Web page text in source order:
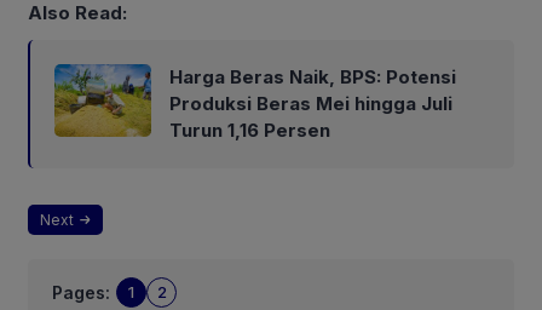
Also Read:
Harga Beras Naik, BPS: Potensi
Produksi Beras Mei hingga Juli
Turun 1,16 Persen
Next
Pages: 1 2